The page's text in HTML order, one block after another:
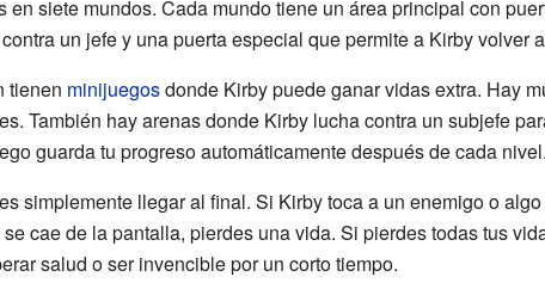
siete mundos. Cada mundo tiene un área principal con
un jefe y una puerta especial que permite a Kirby volver
tienen minijuegosdonde Kirby puede ganar vidas extra. Hay
También hay arenas donde Kirby lucha contra un subjefe
guarda tu progreso automáticamente después de cada nivel.
simplemente llegar al final. Si Kirby toca a un enemigo o
cae de la pantalla, pierdes una vida. Si pierdes todas tus
salud o ser invencible por un corto tiempo.